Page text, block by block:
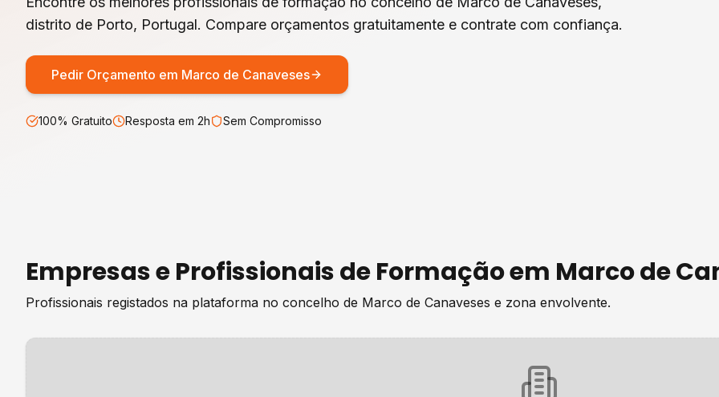
distrito de Porto, Portugal. Compare orçamentos gratuitamente e contrate com confiança.
Pedir Orçamento em Marco de Canaveses
100% Gratuito Resposta em 2h Sem Compromisso
Empresas e Profissionais deFormaçãoem Marco de
Profissionais registados na plataforma no concelho de Marco de Canaveses e zona envolvente.